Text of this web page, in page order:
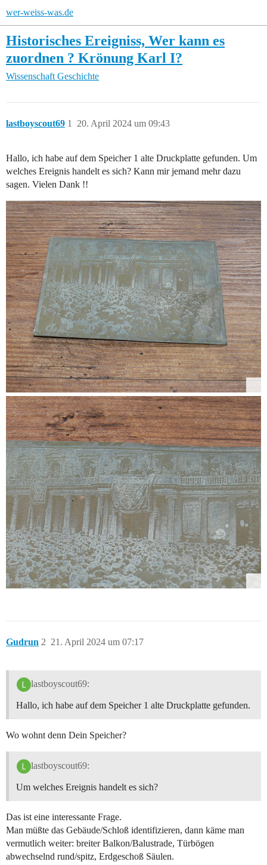
wer-weiss-was.de
Historisches Ereigniss, Wer kann es
zuordnen ? Krönung Karl I?
Wissenschaft Geschichte
lastboyscout69 20. April 2024 um 09:43
1
Hallo, ich habe auf dem Speicher 1 alte Druckplatte gefunden. Um
welches Ereignis handelt es sich? Kann mir jemand mehr dazu
sagen. Vielen Dank !!
Gudrun 21. April 2024 um 07:17
2
lastboyscout69:
Hallo, ich habe auf dem Speicher 1 alte Druckplatte gefunden.
Wo wohnt denn Dein Speicher?
lastboyscout69:
Um welches Ereignis handelt es sich?
Das ist eine interessante Frage.
Man müßte das Gebäude/Schloß identifizieren, dann käme man
vermutlich weiter: breiter Balkon/Balustrade, Türbögen
abwechselnd rund/spitz, Erdgeschoß Säulen.